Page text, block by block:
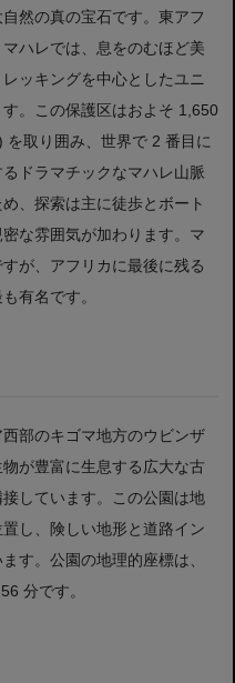
然の真の宝石です。東アフ
ハレでは、息をのむほど美
ッキングを中心としたユニ
。この保護区はおよそ 1,650
取り囲み、世界で 2 番目に
ドラマチックなマハレ山脈
、探索は主に徒歩とボート
な雰囲気が加わります。マ
が、アフリカに最後に残る
有名です。
部のキゴマ地方のウビンザ
が豊富に生息する広大な古
しています。この公園は地
し、険しい地形と道路イン
す。公園の地理的座標は、
分です。